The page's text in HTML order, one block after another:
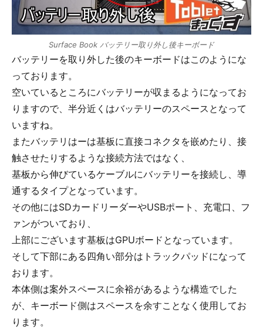
Surface Book バッテリー取り外し後キーボード
バッテリーを取り外した後のキーボードはこのようにな
っております。
空いているところにバッテリーが収まるようになってお
りますので、半分近くはバッテリーのスペースとなって
いますね。
またバッテリはーは基板に直接コネクタを嵌めたり、接
触させたりするような接続方法ではなく、
基板から伸びているケーブルにバッテリーを接続し、導
通するタイプとなっています。
その他にはSDカードリーダーやUSBポート、充電口、フ
ァンがついており、
上部にございます基板はGPUボードとなっています。
そして下部にある四角い部分はトラックパッドになって
おります。
本体側は案外スペースに余裕があるような構造でした
が、キーボード側はスペースを余すことなく使用してお
ります。